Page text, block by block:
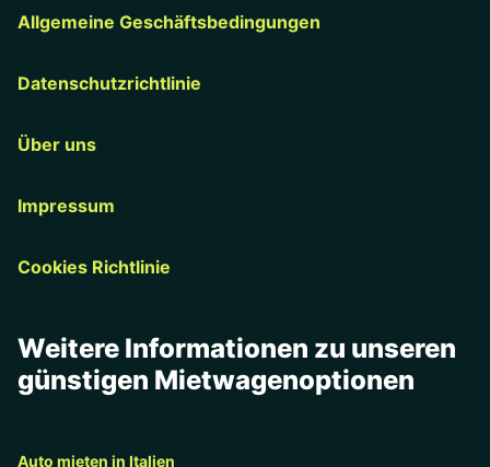
Allgemeine Geschäftsbedingungen
Datenschutzrichtlinie
Über uns
Impressum
Cookies Richtlinie
Weitere Informationen zu unseren
günstigen Mietwagenoptionen
Auto mieten in Italien